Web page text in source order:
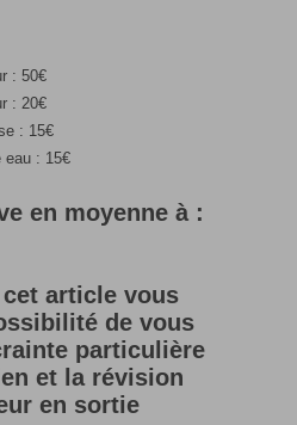
: 50€
: 20€
: 15€
eau : 15€
en moyenne à :
cet article vous
de vous
particulière
et la révision
en sortie